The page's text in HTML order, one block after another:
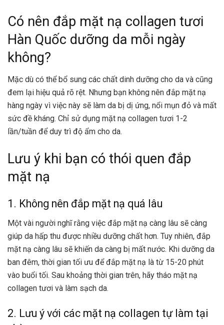
Có nên đắp mặt nạ collagen tươi
Hàn Quốc dưỡng da mỗi ngày
không?
Mặc dù có thể bổ sung các chất dinh dưỡng cho da và cũng
đem lại hiệu quả rõ rệt. Nhưng bạn không nên đắp mặt nạ
hàng ngày vì việc này sẽ làm da bị dị ứng, nổi mụn đỏ và mất
sức đề kháng. Chỉ sử dụng mặt nạ collagen tươi 1-2
lần/tuần để duy trì độ ẩm cho da.
Lưu ý khi bạn có thói quen đắp
mặt nạ
1. Không nên đắp mặt nạ quá lâu
Một vài người nghĩ rằng việc đắp mặt nạ càng lâu sẽ càng
giúp da hấp thu được nhiều dưỡng chất hơn. Tuy nhiên, đắp
mặt nạ càng lâu sẽ khiến da càng bị mất nước. Khi dưỡng da
ban đêm, thời gian tối ưu để đắp mặt nạ là từ 15-20 phút
vào buổi tối. Sau khoảng thời gian trên, hãy tháo mặt nạ
collagen tươi và làm sạch da.
2. Lưu ý với các mặt nạ collagen tự làm tại